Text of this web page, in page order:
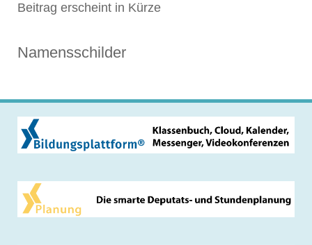
Beitrag erscheint in Kürze
Namensschilder